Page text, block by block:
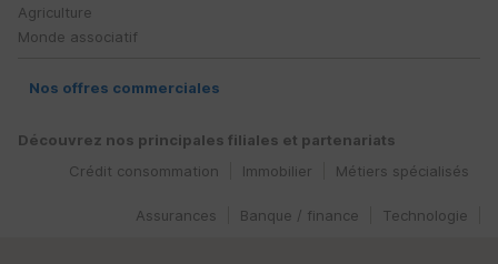
Agriculture
Monde associatif
Nos offres commerciales
Découvrez nos principales filiales et partenariats
Métiers spécialisés
Immobilier
Crédit consommation
Technologie
Banque / finance
Assurances